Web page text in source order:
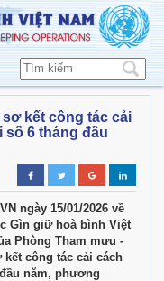
kết công tác cải
số 6 tháng đầu
ngày 15/01/2026 về
Gìn giữ hoà bình Việt
Phòng Tham mưu -
công tác cải cách
năm, phương